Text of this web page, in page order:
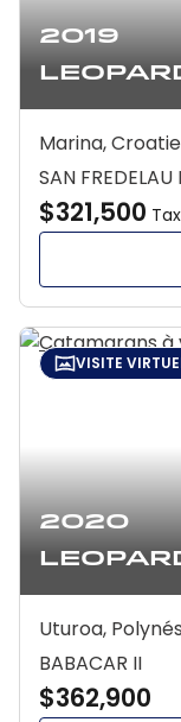
2019
Marina, Croatie
SAN FREDELAU
$321,500
2020
VISITE
Uturoa,
BABACAR II
$362,900